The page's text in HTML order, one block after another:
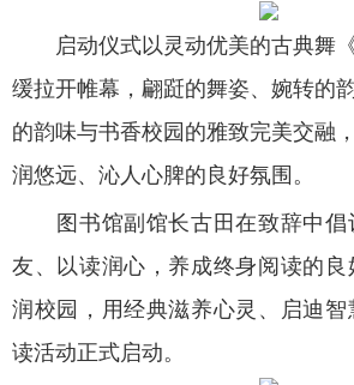
启动仪式以灵动优美的古典舞
缓拉开帷幕，翩跹的舞姿、婉转的
的韵味与书香校园的雅致完美交融
润悠远、沁人心脾的良好氛围。
图书馆副馆长古田在致辞中倡
友、以读润心，养成终身阅读的
润校园，用经典滋养心灵、启迪
读活动正式启动。